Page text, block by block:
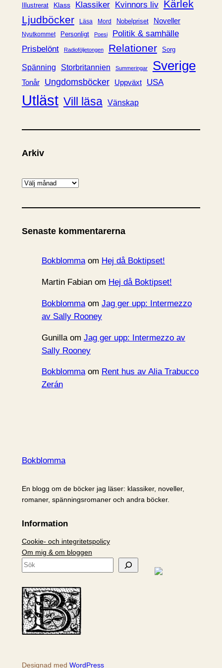
Illustrerat Klass Klassiker Kvinnors liv Kärlek
Ljudböcker
Läsa Mord Nobelpriset Noveller
Nyutkommet Personligt Poesi
Politik & samhälle
Prisbelönt
Radioföljetongen Relationer Sorg
Spänning Storbritannien Summeringar Sverige
Tonår Ungdomsböcker Uppväxt USA
Utläst Vill läsa Vänskap
Arkiv
A
k
v
Senaste kommentarerna
Bokblommaom Hej då Boktipset!
Martin Fabianom Hej då Boktipset!
Bokblommaom Jag ger upp: Intermezzo
av Sally Rooney
Gunillaom Jag ger upp: Intermezzo av
Sally Rooney
Bokblommaom Rent hus av Alia Trabucco
Zerán
Bokblomma
En blogg om de böcker jag läser: klassiker, noveller,
romaner, spänningsromaner och andra böcker.
Information
Cookie- och integritetspolicy
Om mig & om bloggen
S
k
Designad med WordPress